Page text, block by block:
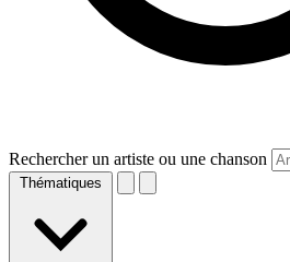
Rechercher un artiste ou une chanson
Thématiques